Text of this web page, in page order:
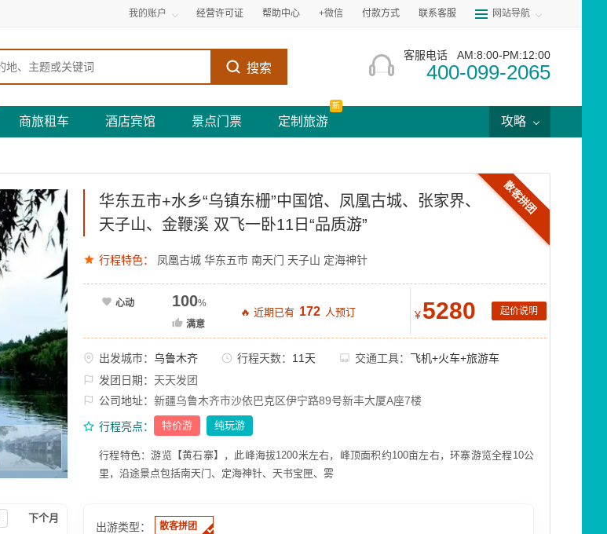
我的账户 经营许可证 帮助中心 +微信 付款方式 联系客服 网站导航
搜索
客服电话 AM:8:00-PM:12:00
400-099-2065
商旅租车 酒店宾馆 景点门票 定制旅游
新
攻略
散客拼团
华东五市+水乡“乌镇东栅”中国馆、凤凰古城、张家界、
天子山、金鞭溪 双飞一卧11日“品质游”
行程特色： 凤凰古城 华东五市 南天门 天子山 定海神针
心动 100%
满意
🔥 近期已有 172 人预订 ¥5280 起价说明
出发城市： 乌鲁木齐 行程天数： 11天 交通工具： 飞机+火车+旅游车
发团日期： 天天发团
公司地址： 新疆乌鲁木齐市沙依巴克区伊宁路89号新丰大厦A座7楼
行程亮点： 特价游 纯玩游
行程特色：游览【黄石寨】，此峰海拔1200米左右，峰顶面积约100亩左右，环寨游览全程10公
里，沿途景点包括南天门、定海神针、天书宝匣、雾
下个月
出游类型： 散客拼团